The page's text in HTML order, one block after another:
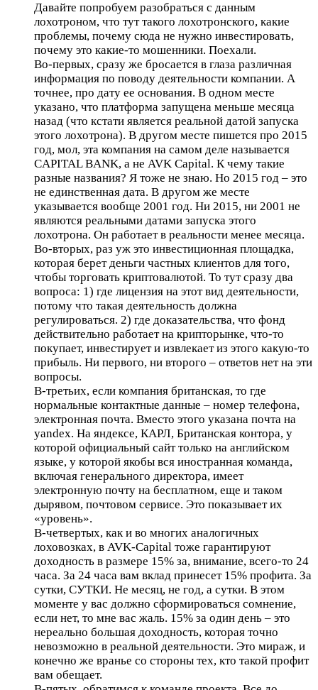
Давайте попробуем разобраться с данным
лохотроном, что тут такого лохотронского, какие
проблемы, почему сюда не нужно инвестировать,
почему это какие-то мошенники. Поехали.
Во-первых, сразу же бросается в глаза различная
информация по поводу деятельности компании. А
точнее, про дату ее основания. В одном месте
указано, что платформа запущена меньше месяца
назад (что кстати является реальной датой запуска
этого лохотрона). В другом месте пишется про 2015
год, мол, эта компания на самом деле называется
CAPITAL BANK, а не AVK Capital. К чему такие
разные названия? Я тоже не знаю. Но 2015 год – это
не единственная дата. В другом же месте
указывается вообще 2001 год. Ни 2015, ни 2001 не
являются реальными датами запуска этого
лохотрона. Он работает в реальности менее месяца.
Во-вторых, раз уж это инвестиционная площадка,
которая берет деньги частных клиентов для того,
чтобы торговать криптовалютой. То тут сразу два
вопроса: 1) где лицензия на этот вид деятельности,
потому что такая деятельность должна
регулироваться. 2) где доказательства, что фонд
действительно работает на крипторынке, что-то
покупает, инвестирует и извлекает из этого какую-то
прибыль. Ни первого, ни второго – ответов нет на эти
вопросы.
В-третьих, если компания британская, то где
нормальные контактные данные – номер телефона,
электронная почта. Вместо этого указана почта на
yandex. На яндексе, КАРЛ, Британская контора, у
которой официальный сайт только на английском
языке, у которой якобы вся иностранная команда,
включая генерального директора, имеет
электронную почту на бесплатном, еще и таком
дырявом, почтовом сервисе. Это показывает их
«уровень».
В-четвертых, как и во многих аналогичных
лоховозках, в AVK-Capital тоже гарантируют
доходность в размере 15% за, внимание, всего-то 24
часа. За 24 часа вам вклад принесет 15% профита. За
сутки, СУТКИ. Не месяц, не год, а сутки. В этом
моменте у вас должно сформироваться сомнение,
если нет, то мне вас жаль. 15% за один день – это
нереально большая доходность, которая точно
невозможно в реальной деятельности. Это мираж, и
конечно же вранье со стороны тех, кто такой профит
вам обещает.